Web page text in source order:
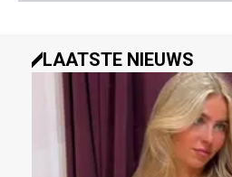
LAATSTE NIEUWS